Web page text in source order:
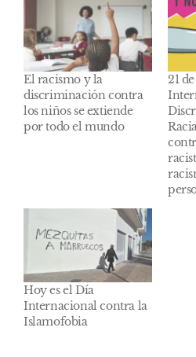
El racismo y la
discriminación contra
los niños se extiende
por todo el mundo
21
Hoy es el Día
Internacional contra la
Islamofobia